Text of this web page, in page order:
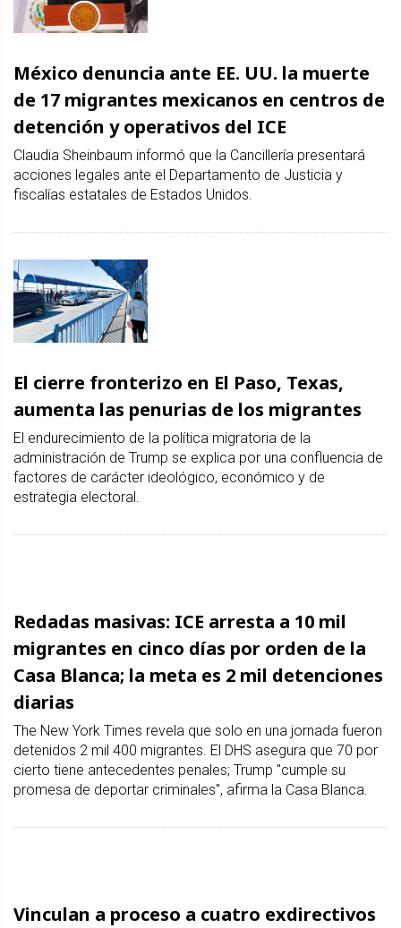
México denuncia ante EE. UU. la muerte
de 17 migrantes mexicanos en centros de
detención y operativos del ICE
Claudia Sheinbaum informó que la Cancillería presentará
acciones legales ante el Departamento de Justicia y
fiscalías estatales de Estados Unidos.
El cierre fronterizo en El Paso, Texas,
aumenta las penurias de los migrantes
El endurecimiento de la política migratoria de la
administración de Trump se explica por una confluencia de
factores de carácter ideológico, económico y de
estrategia electoral.
Redadas masivas: ICE arresta a 10 mil
migrantes en cinco días por orden de la
Casa Blanca; la meta es 2 mil detenciones
diarias
The New York Times revela que solo en una jornada fueron
detenidos 2 mil 400 migrantes. El DHS asegura que 70 por
cierto tiene antecedentes penales; Trump "cumple su
promesa de deportar criminales", afirma la Casa Blanca.
Vinculan a proceso a cuatro exdirectivos